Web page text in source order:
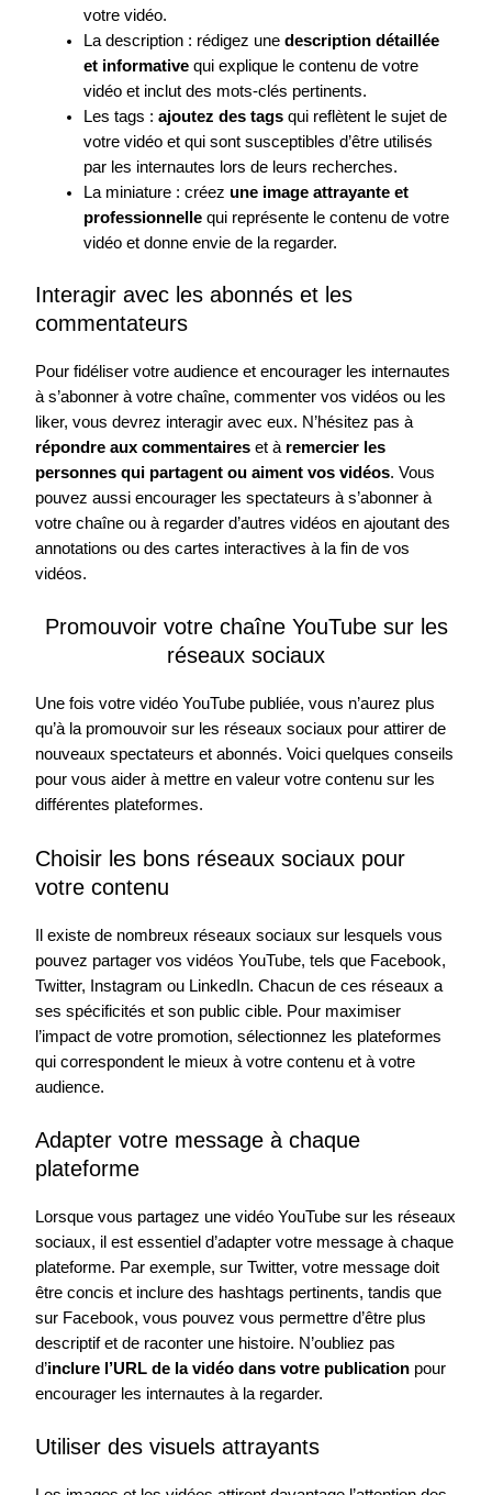
votre vidéo.
La description : rédigez unedescription détaillée
et informative qui explique le contenu de votre
vidéo et inclut des mots-clés pertinents.
Les tags :ajoutez des tags qui reflètent le sujet de
votre vidéo et qui sont susceptibles d’être utilisés
par les internautes lors de leurs recherches.
La miniature : créez une image attrayante et
professionnelle qui représente le contenu de votre
vidéo et donne envie de la regarder.
Interagir avec les abonnés et les
commentateurs
Pour fidéliser votre audience et encourager les internautes
à s’abonner à votre chaîne, commenter vos vidéos ou les
liker, vous devrez interagir avec eux. N’hésitez pas à
répondre aux commentaires et à remercier les
personnes qui partagent ou aiment vos vidéos. Vous
pouvez aussi encourager les spectateurs à s’abonner à
votre chaîne ou à regarder d’autres vidéos en ajoutant des
annotations ou des cartes interactives à la fin de vos
vidéos.
Promouvoir votre chaîne YouTube sur les
réseaux sociaux
Une fois votre vidéo YouTube publiée, vous n’aurez plus
qu’à la promouvoir sur les réseaux sociaux pour attirer de
nouveaux spectateurs et abonnés. Voici quelques conseils
pour vous aider à mettre en valeur votre contenu sur les
différentes plateformes.
Choisir les bons réseaux sociaux pour
votre contenu
Il existe de nombreux réseaux sociaux sur lesquels vous
pouvez partager vos vidéos YouTube, tels que Facebook,
Twitter, Instagram ou LinkedIn. Chacun de ces réseaux a
ses spécificités et son public cible. Pour maximiser
l’impact de votre promotion, sélectionnez les plateformes
qui correspondent le mieux à votre contenu et à votre
audience.
Adapter votre message à chaque
plateforme
Lorsque vous partagez une vidéo YouTube sur les réseaux
sociaux, il est essentiel d’adapter votre message à chaque
plateforme. Par exemple, sur Twitter, votre message doit
être concis et inclure des hashtags pertinents, tandis que
sur Facebook, vous pouvez vous permettre d’être plus
descriptif et de raconter une histoire. N’oubliez pas
d’inclure l’URL de la vidéo dans votre publication pour
encourager les internautes à la regarder.
Utiliser des visuels attrayants